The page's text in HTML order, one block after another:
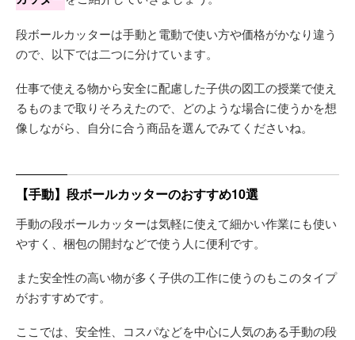
段ボールカッターは手動と電動で使い方や価格がかなり違う
ので、以下では二つに分けています。
仕事で使える物から安全に配慮した子供の図工の授業で使え
るものまで取りそろえたので、どのような場合に使うかを想
像しながら、自分に合う商品を選んでみてくださいね。
【手動】段ボールカッターのおすすめ10選
手動の段ボールカッターは気軽に使えて細かい作業にも使い
やすく、梱包の開封などで使う人に便利です。
また安全性の高い物が多く子供の工作に使うのもこのタイプ
がおすすめです。
ここでは、安全性、コスパなどを中心に人気のある手動の段